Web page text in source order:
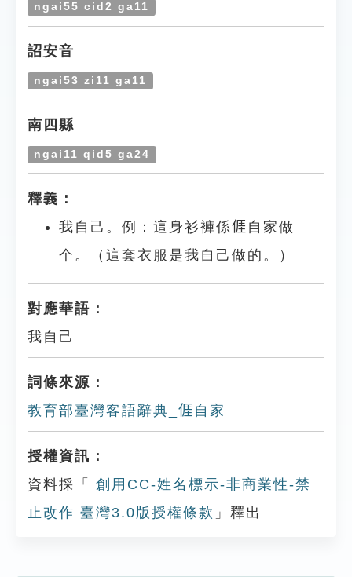
ngai55 cid2 ga11
詔安音
ngai53 zi11 ga11
南四縣
ngai11 qid5 ga24
釋義：
我自己。例：這身衫褲係𠊎自家做
个。（這套衣服是我自己做的。）
對應華語：
我自己
詞條來源：
教育部臺灣客語辭典_𠊎自家
授權資訊：
資料採「
創用CC-姓名標示-非商業性-禁
止改作 臺灣3.0版授權條款 」釋出